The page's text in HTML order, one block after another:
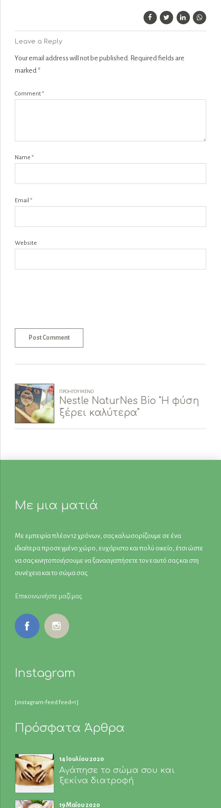
Leave a Reply
Your email address will not be published. Required fields are
marked *
Comment*
Name *
Email *
Website
Post Comment
ΠΡΟΗΓΟΎΜΕΝΟ
Nestle NaturNes Bio "Η φύση
ξέρει καλύτερα"
Με μια ματιά
Με εμπειρία πλέον 12 χρόνων, σας καλωσορίζουμε σε ένα
ιδιαίτερα προσεγμένο χώρο, ευχάριστο και πολύ οικείο, έτσι ώστε
να σας κινητοποιήσουμε να ξανααγαπήσετε τον εαυτό σας και στη
συνέχεια και το σώμα σας.
Επικοινωνήστε μαζί μας
Instagram
[instagram-feed feed=1]
Πρόσφατα Άρθρα
14 Ιουλίου 2020
Αγάπησε το σώμα σου και
ξεκίνα διατροφή
19 Μαΐου 2020